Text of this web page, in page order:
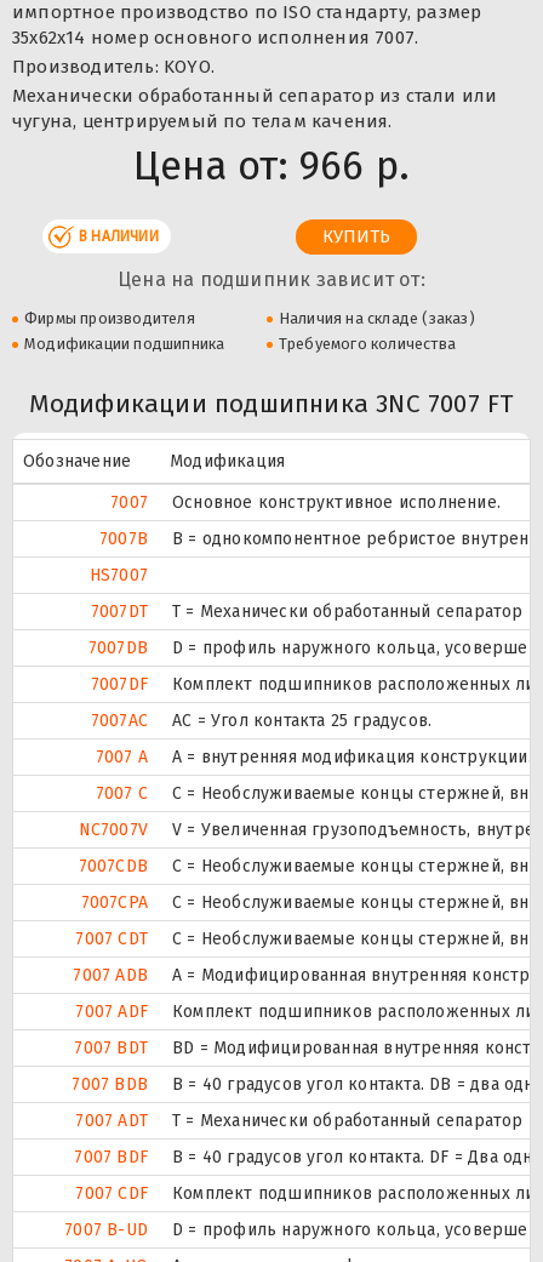
импортное производство по ISO стандарту, размер
35x62x14 номер основного исполнения 7007.
Производитель: KOYO.
Механически обработанный сепаратор из стали или
чугуна, центрируемый по телам качения.
Цена от: 966 р.
В НАЛИЧИИ
Цена на подшипник зависит от:
Фирмы производителя
Наличия на складе (заказ)
Модификации подшипника
Требуемого количества
Модификации подшипника 3NC 7007 FT
Обозначение
Модификация
7007
Основное конструктивное исполнение.
7007B
B = однокомпонентное ребристое
HS7007
7007DT
T = Механически обработанный сепаратор
7007DB
D = профиль наружного кольца,
7007DF
Комплект подшипников расположенных
7007AC
AC = Угол контакта 25 градусов.
7007 A
A = внутренняя модификация конструкции.
7007 C
С = Необслуживаемые концы стержней,
NC7007V
V = Увеличенная грузоподъемность,
7007CDB
С = Необслуживаемые концы стержней,
7007CPA
С = Необслуживаемые концы стержней,
7007 CDT
С = Необслуживаемые концы стержней,
7007 ADB
A = Модифицированная внутренняя
7007 ADF
Комплект подшипников расположенных
7007 BDT
BD = Модифицированная внутренняя
7007 BDB
B = 40 градусов угол контакта. DB = два
7007 ADT
T = Механически обработанный сепаратор
7007 BDF
B = 40 градусов угол контакта. DF = Два
7007 CDF
Комплект подшипников расположенных
7007 B-UD
D = профиль наружного кольца,